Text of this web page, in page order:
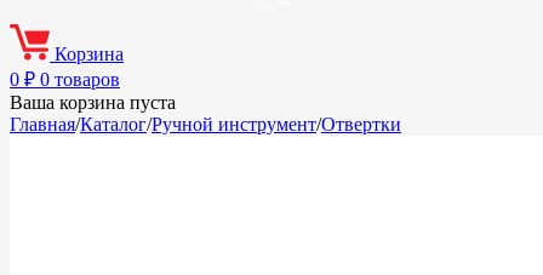
Корзина
0 ₽ 0 товаров
Ваша корзина пуста
Главная/Каталог/Ручной инструмент/Отвертки